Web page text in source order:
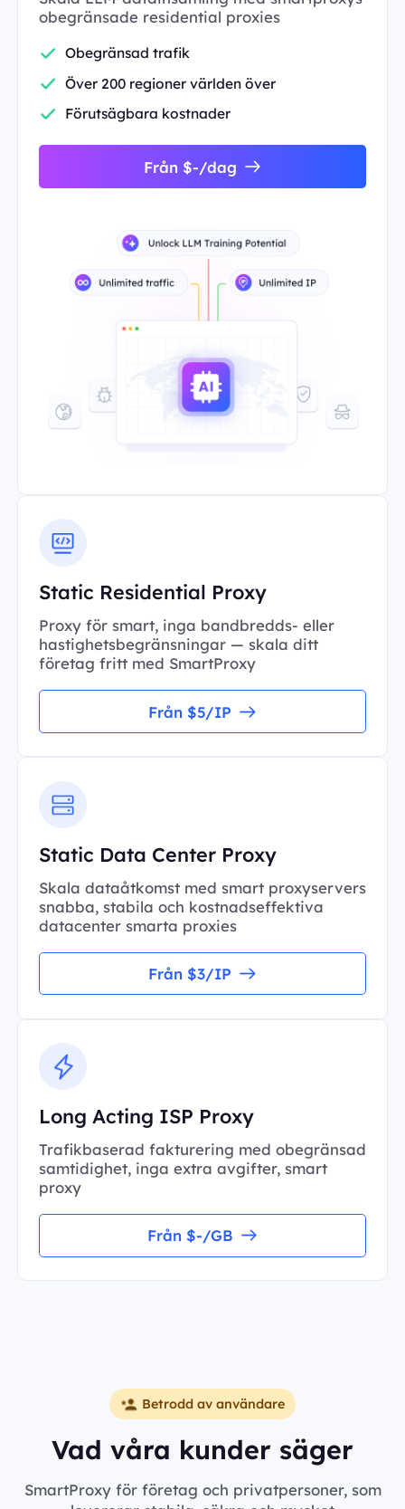
obegränsade residential proxies
Obegränsad trafik
Över 200 regioner världen över
Förutsägbara kostnader
Från $-/dag
Static Residential Proxy
Proxy för smart, inga bandbredds- eller
hastighetsbegränsningar — skala ditt
företag fritt med SmartProxy
Från $5/IP
Static Data Center Proxy
Skala dataåtkomst med smart proxyservers
snabba, stabila och kostnadseffektiva
datacenter smarta proxies
Från $3/IP
Long Acting ISP Proxy
Trafikbaserad fakturering med obegränsad
samtidighet, inga extra avgifter, smart
proxy
Från $-/GB
Betrodd av användare
Vad våra kunder säger
SmartProxy för företag och privatpersoner, som